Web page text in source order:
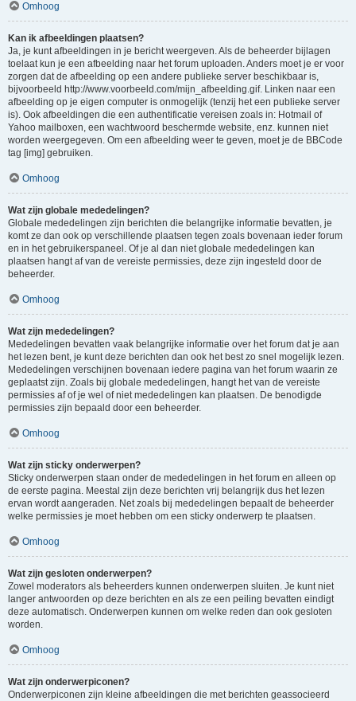
Omhoog
Kan ik afbeeldingen plaatsen?
Ja, je kunt afbeeldingen in je bericht weergeven. Als de beheerder bijlagen
toelaat kun je een afbeelding naar het forum uploaden. Anders moet je er voor
zorgen dat de afbeelding op een andere publieke server beschikbaar is,
bijvoorbeeld http://www.voorbeeld.com/mijn_afbeelding.gif. Linken naar een
afbeelding op je eigen computer is onmogelijk (tenzij het een publieke server
is). Ook afbeeldingen die een authentificatie vereisen zoals in: Hotmail of
Yahoo mailboxen, een wachtwoord beschermde website, enz. kunnen niet
worden weergegeven. Om een afbeelding weer te geven, moet je de BBCode
tag [img] gebruiken.
Omhoog
Wat zijn globale mededelingen?
Globale mededelingen zijn berichten die belangrijke informatie bevatten, je
komt ze dan ook op verschillende plaatsen tegen zoals bovenaan ieder forum
en in het gebruikerspaneel. Of je al dan niet globale mededelingen kan
plaatsen hangt af van de vereiste permissies, deze zijn ingesteld door de
beheerder.
Omhoog
Wat zijn mededelingen?
Mededelingen bevatten vaak belangrijke informatie over het forum dat je aan
het lezen bent, je kunt deze berichten dan ook het best zo snel mogelijk lezen.
Mededelingen verschijnen bovenaan iedere pagina van het forum waarin ze
geplaatst zijn. Zoals bij globale mededelingen, hangt het van de vereiste
permissies af of je wel of niet mededelingen kan plaatsen. De benodigde
permissies zijn bepaald door een beheerder.
Omhoog
Wat zijn sticky onderwerpen?
Sticky onderwerpen staan onder de mededelingen in het forum en alleen op
de eerste pagina. Meestal zijn deze berichten vrij belangrijk dus het lezen
ervan wordt aangeraden. Net zoals bij mededelingen bepaalt de beheerder
welke permissies je moet hebben om een sticky onderwerp te plaatsen.
Omhoog
Wat zijn gesloten onderwerpen?
Zowel moderators als beheerders kunnen onderwerpen sluiten. Je kunt niet
langer antwoorden op deze berichten en als ze een peiling bevatten eindigt
deze automatisch. Onderwerpen kunnen om welke reden dan ook gesloten
worden.
Omhoog
Wat zijn onderwerpiconen?
Onderwerpiconen zijn kleine afbeeldingen die met berichten geassocieerd